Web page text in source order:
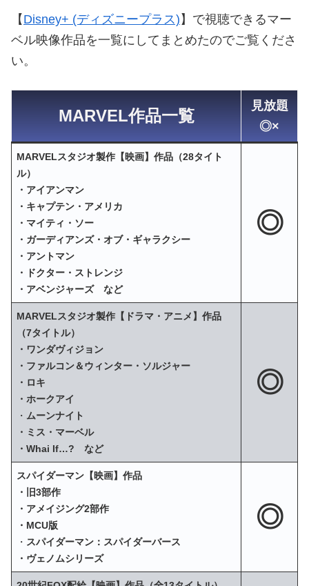
【 Disney+ (ディズニープラス) 】で視聴できるマー
ベル映像作品を一覧にしてまとめたのでご覧くださ
い。
MARVEL作品一覧
見放題
◎×
MARVELスタジオ製作【映画】作品（28タイト
ル）
・アイアンマン
・キャプテン・アメリカ
・マイティ・ソー
・ガーディアンズ・オブ・ギャラクシー
・アントマン
・ドクター・ストレンジ
・アベンジャーズ など
◎
MARVELスタジオ製作【ドラマ・アニメ】作品
（7タイトル）
・ワンダヴィジョン
・ファルコン＆ウィンター・ソルジャー
・ロキ
・ホークアイ
・ ムーンナイト
・ミス・マーベル
・Whai If…? など
◎
スパイダーマン【映画】作品
・旧3部作
・アメイジング2部作
・MCU版
・ スパイダーマン：スパイダーバース
・ヴェノムシリーズ
◎